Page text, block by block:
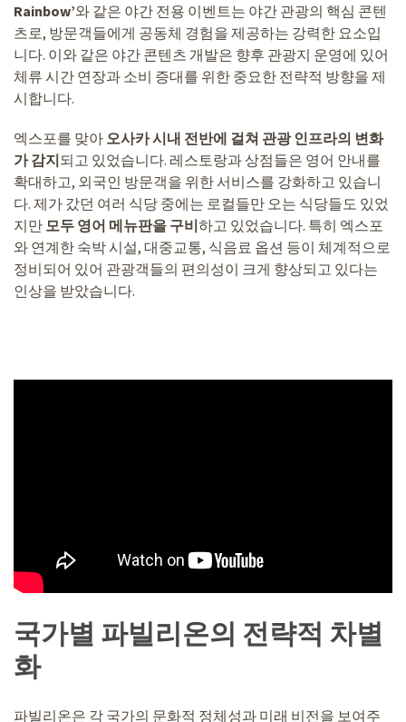
Rainbow’와 같은 야간 전용 이벤트는 야간 관광의 핵심 콘텐
츠로, 방문객들에게 공동체 경험을 제공하는 강력한 요소입
니다. 이와 같은 야간 콘텐츠 개발은 향후 관광지 운영에 있어
체류 시간 연장과 소비 증대를 위한 중요한 전략적 방향을 제
시합니다.
엑스포를 맞아 오사카 시내 전반에 걸쳐 관광 인프라의 변화
가 감지되고 있었습니다. 레스토랑과 상점들은 영어 안내를
확대하고, 외국인 방문객을 위한 서비스를 강화하고 있습니
다. 제가 갔던 여러 식당 중에는 로컬들만 오는 식당들도 있었
지만 모두 영어 메뉴판을 구비하고 있었습니다. 특히 엑스포
와 연계한 숙박 시설, 대중교통, 식음료 옵션 등이 체계적으로
정비되어 있어 관광객들의 편의성이 크게 향상되고 있다는
인상을 받았습니다.
국가별 파빌리온의 전략적 차별
화
파빌리온은 각 국가의 문화적 정체성과 미래 비전을 보여주